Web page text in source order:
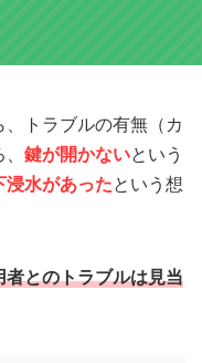
トラブルの有無（カ
鍵が開かないという
浸水があったという想
とのトラブルは見当